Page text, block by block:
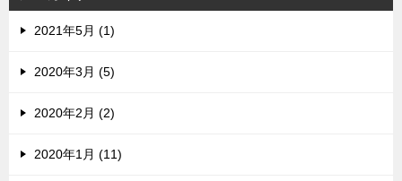
2021年5月 (1)
2020年3月 (5)
2020年2月 (2)
2020年1月 (11)